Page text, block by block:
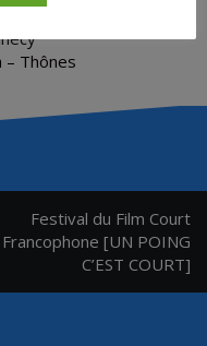
– Thônes
Festival du Film Court
Francophone [UN POING
C’EST COURT]